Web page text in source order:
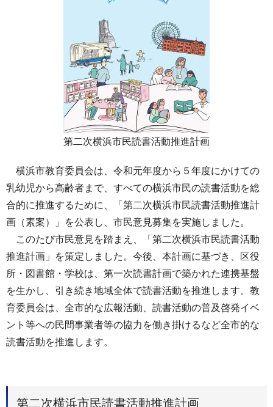
第二次横浜市民読書活動推進計画
横浜市教育委員会は、令和元年度から５年度にかけての
乳幼児から高齢者まで、すべての横浜市民の読書活動を総
合的に推進するために、「第二次横浜市民読書活動推進計
画（素案）」を公表し、市民意見募集を実施しました。
このたび市民意見を踏まえ、「第二次横浜市民読書活動
推進計画」を策定しました。今後、本計画に基づき、区役
所・図書館・学校は、第一次読書計画で築かれた連携基盤
を生かし、引き続き地域全体で読書活動を推進します。教
育委員会は、全市的な広報活動、読書活動の普及啓発イベ
ント等への民間事業者等の協力を働き掛けるなど全市的な
読書活動を推進します。
第二次横浜市民読書活動推進計画